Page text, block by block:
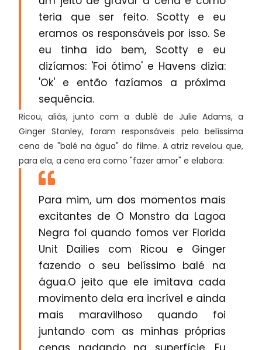
teria que ser feito. Scotty e eu
eramos os responsáveis por isso. Se
eu tinha ido bem, Scotty e eu
dizíamos: 'Foi ótimo' e Havens dizia:
'Ok' e então fazíamos a próxima
sequência.
Ricou, aliás, junto com a dublê de Julie Adams, a
Ginger Stanley, foram responsáveis pela belíssima
cena de "balé na água" do filme. A atriz revelou que,
para ela, a cena era como "fazer amor" e elabora:
Para mim, um dos momentos mais
excitantes de O Monstro da Lagoa
Negra foi quando fomos ver Florida
Unit Dailies com Ricou e Ginger
fazendo o seu belíssimo balé na
água.O jeito que ele imitava cada
movimento dela era incrível e ainda
mais maravilhoso quando foi
juntando com as minhas próprias